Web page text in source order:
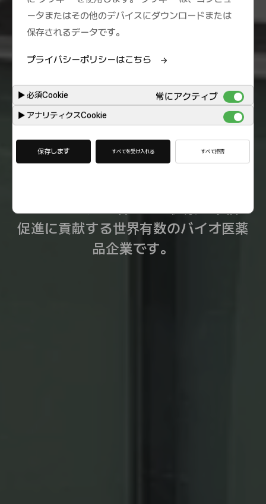
Celltrion は、
患者さんの健康と幸福の
促進に貢献する世界有数のバイオ医薬
品企業です。
ータまたはその他のデバイスにダウンロードまたは
保存されるデータです。
プライバシーポリシーはこちら
▶必須Cookie 常にアクティブ
▶ アナリティクスCookie
保存します すべてを受け入れる すべて拒否